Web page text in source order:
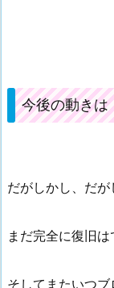
今後の動きは
だがしかし、だが
まだ完全に復旧は
そしてまたいつ